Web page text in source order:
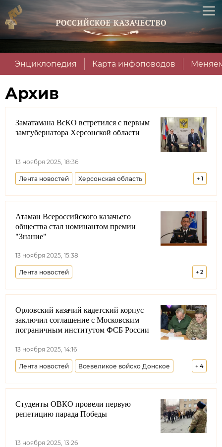
Энциклопедия Карта инфоповодов
Архив
Заматамана ВсКО встретился с первым
замгубернатора Херсонской области
13 ноября 2025, 18:36
+ 1
Лента новостей Херсонская область
Всероссийское казачье общество
Атаман Всероссийского казачьего
общества стал номинантом премии
"Знание"
13 ноября 2025, 15:38
+ 2
Лента новостей
Всероссийское казачье общество
Виталий Кузнецов Россия
Орловский казачий кадетский корпус
заключил соглашение с Московским
пограничным институтом ФСБ России
13 ноября 2025, 14:16
+ 4
Лента новостей Всевеликое войско Донское
Образование ФСБ РФ Москва
Ростовская область
Студенты ОВКО провели первую
репетицию парада Победы
13 ноября 2025, 13:26